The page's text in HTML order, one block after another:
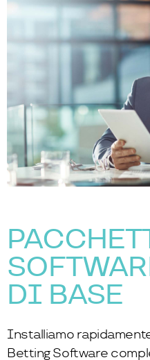
DI BASE
Installiamo
Betting Software